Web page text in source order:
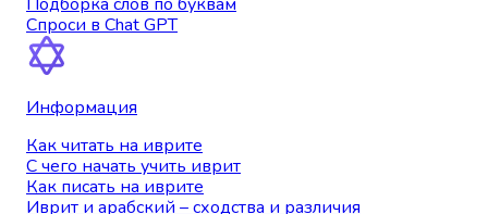
Спроси в Chat GPT
Информация
Как читать на иврите
С чего начать учить иврит
Как писать на иврите
Иврит и арабский – сходства и различия